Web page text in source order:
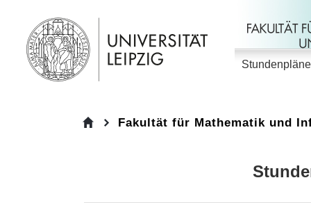
Stundenpläne
Fakultät für Mathematik und